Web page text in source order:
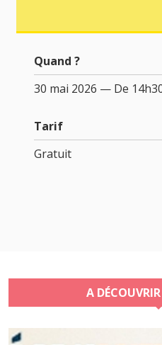
Quand ?
30 mai 2026 — De
Tarif
Gratuit
A